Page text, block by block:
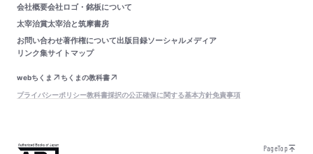
会社概要会社ロゴ・銘板について
太宰治賞太宰治と筑摩書房
お問い合わせ著作権について出版目録ソーシャルメディア
リンク集サイトマップ
webちくま
ちくまの教科書
プライバシーポリシー教科書採択の公正確保に関する基本方針免責事項
PageTop